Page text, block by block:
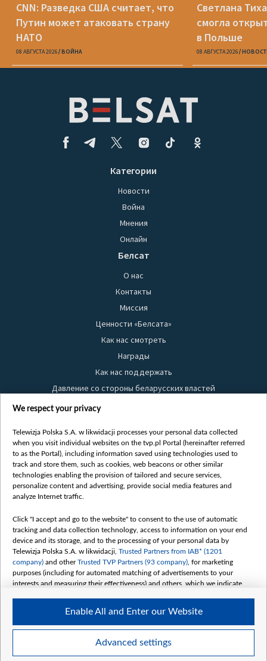
CNN: Разведка США считает, что
Путин может атаковать страну
НАТО
08 АВГУСТА 2026 ВОЙНА
Светлана
смогла
в Польше
08 АВГУСТА 2026
Категории
Новости
Война
Мнения
Онлайн
Белсат
О нас
Контакты
Миссия
Ценности «Белсата»
Как нас смотреть
Награды
Как нас поддержать
Давление со стороны беларусских властей
Правила использования материалов
Безопасность
Youtube
Белсат news
Белсат Life
Belsat English
Biełsat PL
Белсат Now
Белсат Shorts
Белсат History
Белсат Music
Белсат Doc
My consents
We respect your privacy
Telewizja Polska S.A. w likwidacji processes your personal data collected
when you visit individual websites on the tvp.pl Portal (hereinafter referred
to as the Portal), including information saved using technologies used to
track and store them, such as cookies, web beacons or other similar
technologies enabling the provision of tailored and secure services,
personalize content and advertising, provide social media features and
analyze Internet traffic.
Click "I accept and go to the website" to consent to the use of automatic
tracking and data collection technology, access to information on your end
device and its storage, and to the processing of your personal data by
Telewizja Polska S.A. w likwidacji, Trusted Partners from IAB* (1201
company) and otherTrusted TVP Partners (93 company) , for marketing
purposes (including for automated matching of advertisements to your
interests and measuring their effectiveness) and others, which we indicate
The purposes of processing your data by TVP S.A. w likwidacji are as
follows:
Use limited data to select advertising
Create profiles for personalised advertising
Advanced settings
Enable All and Enter our Website